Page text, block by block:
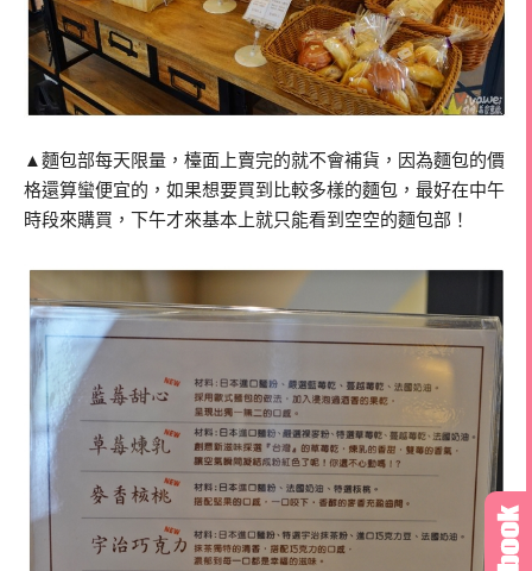
▲麵包部每天限量，檯面上賣完的就不會補貨，因為麵包的價
格還算蠻便宜的，如果想要買到比較多樣的麵包，最好在中午
時段來購買，下午才來基本上就只能看到空空的麵包部！